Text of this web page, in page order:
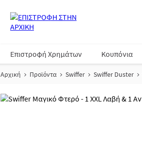
Επιστροφή Χρημάτων Κουπόνια
Αρχική Προϊόντα Swiffer Swiffer Duster